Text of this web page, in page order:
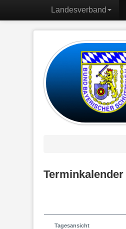
Landesverband
Terminkalender
Tagesansicht